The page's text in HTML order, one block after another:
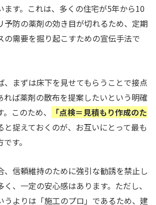
ます。これは、多くの住宅が5年から10
予防の薬剤の効き目が切れるため、定期
の需要を掘り起こすための宣伝手法で
、まずは床下を見せてもらうことで接点
れば薬剤の散布を提案したいという明確
このため、
「点検＝見積もり作成のた
と捉えておくのが、お互いにとって最も
す。
、信頼維持のために強引な勧誘を禁止し
、一定の安心感はあります。ただし、
うよりは「施工のプロ」であるため、建